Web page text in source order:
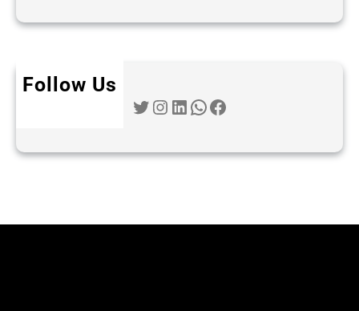
Follow Us
Twitter Instagram LinkedIn WhatsApp Facebook